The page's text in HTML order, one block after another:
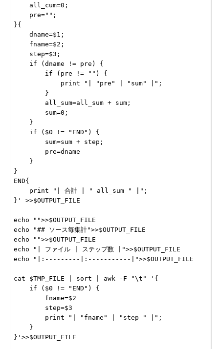
    all_cum=0;
    pre="";
}{
    dname=$1;
    fname=$2;
    step=$3;
    if (dname != pre) {
        if (pre != "") {
            print "| "pre" | "sum" |";
        }
        all_sum=all_sum + sum;
        sum=0;
    }
    if ($0 != "END") {
        sum=sum + step;
        pre=dname
    }
}
END{
    print "| 合計 | " all_sum " |";
}' >>$OUTPUT_FILE
echo "">>$OUTPUT_FILE
echo "## ソース毎集計">>$OUTPUT_FILE
echo "">>$OUTPUT_FILE
echo "| ファイル | ステップ数 |">>$OUTPUT_FILE
echo "|:---------|:-----------|">>$OUTPUT_FILE
cat $TMP_FILE | sort | awk -F "\t" '{
    if ($0 != "END") {
        fname=$2
        step=$3
        print "| "fname" | "step " |";
    }
}'>>$OUTPUT_FILE